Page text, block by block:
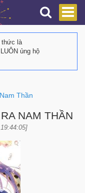
thức là
ủng hộ
Thần
NAM THẦN